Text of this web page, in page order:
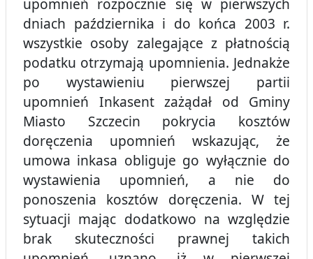
upomnień rozpocznie się w pierwszych
dniach października i do końca 2003 r.
wszystkie osoby zalegające z płatnością
podatku otrzymają upomnienia. Jednakże
po wystawieniu pierwszej partii
upomnień Inkasent zażądał od Gminy
Miasto Szczecin pokrycia kosztów
doręczenia upomnień wskazując, że
umowa inkasa obliguje go wyłącznie do
wystawienia upomnień, a nie do
ponoszenia kosztów doręczenia. W tej
sytuacji mając dodatkowo na względzie
brak skuteczności prawnej takich